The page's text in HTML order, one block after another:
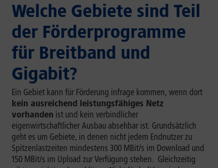
Welche Gebiete sind Teil
der Förderprogramme
für Breitband und
Gigabit?
Ein Gebiet kann für Förderung infrage kommen, wenn dort
kein ausreichend leistungsfähiges Netz
vorhanden ist und kein verbindlicher
eigenwirtschaftlicher Ausbau absehbar ist. Grundsätzlich
geht es um Gebiete, in denen nicht jedem Endnutzer zu
Spitzenlastzeiten mindestens 300 MBit/s im Download und
150 MBit/s im Upload zur Verfügung stehen. Gleichzeitig